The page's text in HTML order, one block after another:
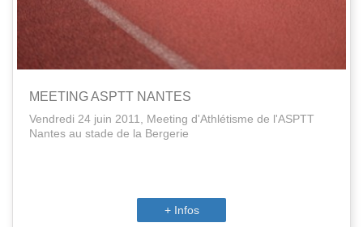
MEETING ASPTT NANTES
Vendredi 24 juin 2011, Meeting d'Athlétisme de l'ASPTT
Nantes au stade de la Bergerie
+ Infos